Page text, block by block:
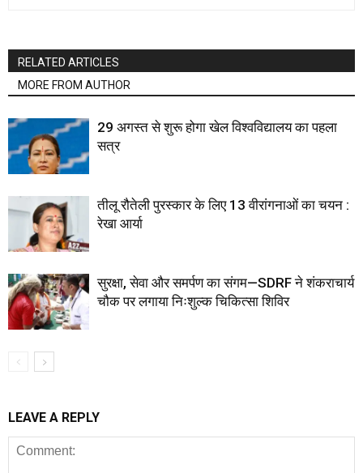
RELATED ARTICLES
MORE FROM AUTHOR
29 अगस्त से शुरू होगा खेल विश्वविद्यालय का पहला
सत्र
तीलू रौतेली पुरस्कार के लिए 13 वीरांगनाओं का चयन :
रेखा आर्या
सुरक्षा, सेवा और समर्पण का संगम—SDRF ने शंकराचार्य
चौक पर लगाया निःशुल्क चिकित्सा शिविर
LEAVE A REPLY